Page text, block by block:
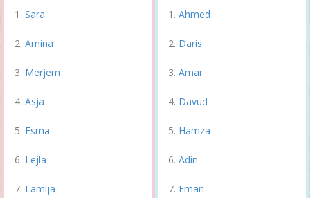
Sara
Amina
Merjem
Asja
Esma
Lejla
Lamija
Ahmed
Daris
Amar
Davud
Hamza
Adin
Eman